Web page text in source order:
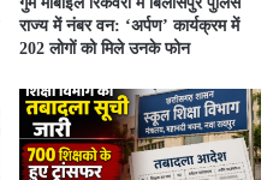
राज्य में नंबर वन: ‘अर्पण’ कार्यक्रम में
202 लोगों को मिले उनके फोन